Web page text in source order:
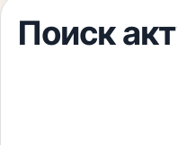
Поиск